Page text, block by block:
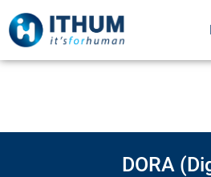
DORA